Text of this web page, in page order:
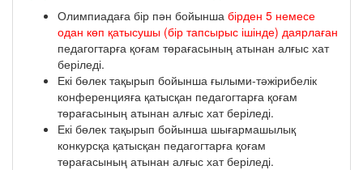
Олимпиадаға бір пән бойынша бірден 5 немесе
одан көп қатысушы (бір тапсырыс ішінде) даярлаған
педагогтарға қоғам төрағасының атынан алғыс хат
беріледі.
Екі бөлек тақырып бойынша ғылыми-тәжірибелік
конференцияға қатысқан педагогтарға қоғам
төрағасының атынан алғыс хат беріледі.
Екі бөлек тақырып бойынша шығармашылық
конкурсқа қатысқан педагогтарға қоғам
төрағасының атынан алғыс хат беріледі.